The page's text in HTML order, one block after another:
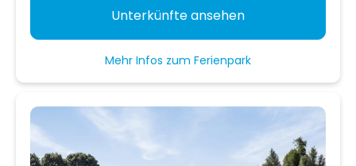
Unterkünfte ansehen
Mehr Infos zum Ferienpark